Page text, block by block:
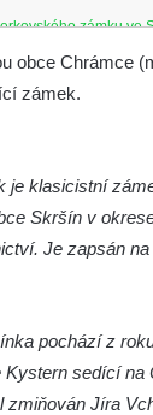
zámku ve
u Prahy
obce Chrámce
zámek.
je klasicistní
Skršín v
Je zapsán
pochází z
Kystern sedící na
zmiňován Jíra